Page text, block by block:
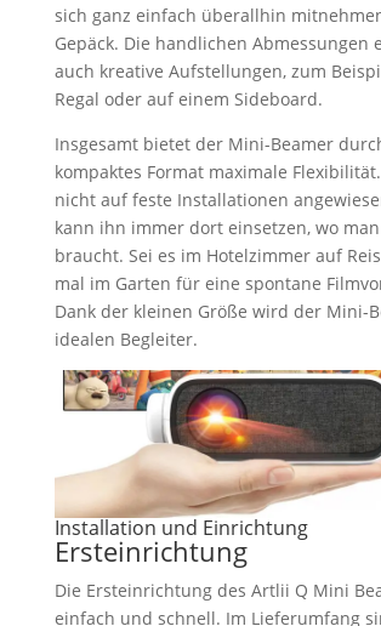
sich ganz einfach überallhin
Gepäck. Die handlichen Abmessungen
auch kreative Aufstellungen, zum
Regal oder auf einem Sideboard.
Insgesamt bietet der Mini-Beamer
kompaktes Format maximale
nicht auf feste Installationen
kann ihn immer dort einsetzen, wo
braucht. Sei es im Hotelzimmer auf
mal im Garten für eine spontane
Dank der kleinen Größe wird der Mini-
idealen Begleiter.
Installation und Einrichtung
Ersteinrichtung
Die Ersteinrichtung des Artlii Q Mini
einfach und schnell. Im Lieferumfang